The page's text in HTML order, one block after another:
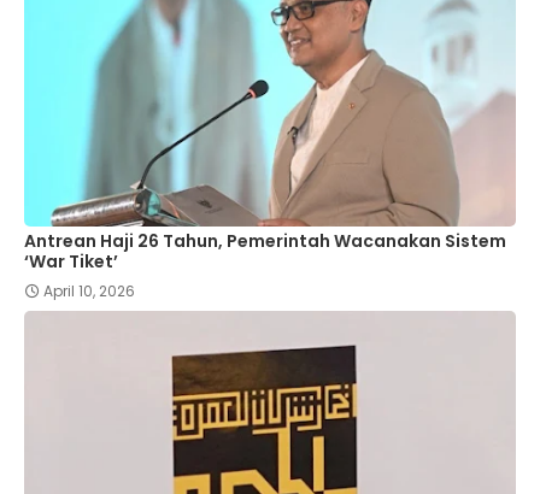
Antrean Haji 26 Tahun, Pemerintah Wacanakan Sistem
‘War Tiket’
April 10, 2026